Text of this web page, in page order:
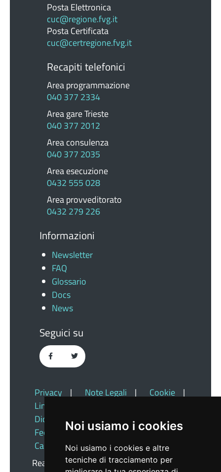
Noi usiamo i cookies
Noi usiamo i cookies e altre
tecniche di tracciamento per
Posta Elettronica
cuc@regione.fvg.it
Posta Certificata
cuc@certregione.fvg.it
Recapiti telefonici
Area programmazione
040 377 2334
Area gare Trieste
040 377 2012
Area consulenza
040 377 2035
Area esecuzione
0432 555 028
Area provveditorato
0432 279 226
Informazioni
Newsletter
FAQ
Glossario
Docs
News
Seguici su
Privacy | Note Legali | Cookie
|
Link Utili
Dichiarazione Di Accessibilità
Feedback| Redazione|
Cambio Preferenze Cookie
Realizzato daInsiel